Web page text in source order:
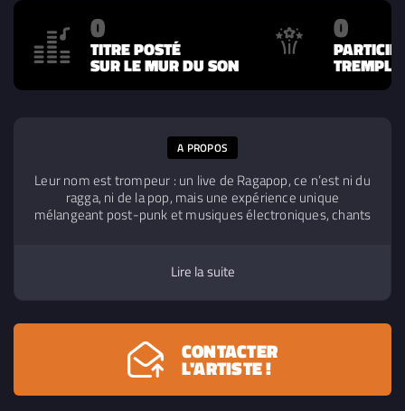
0
TITRE POSTÉ
SUR LE MUR DU SON
0
A PROPOS
Leur nom est trompeur : un live de Ragapop, ce n’est ni du
ragga, ni de la pop, mais une expérience unique
mélangeant post-punk et musiques électroniques, chants
de la guerre au travers de messages forts projetés sur
scène pour un concert en forme de performance vibrante.
Une expérience coup de poing dont on ressort changé.
Lire la suite
CONTACTER
L'ARTISTE !